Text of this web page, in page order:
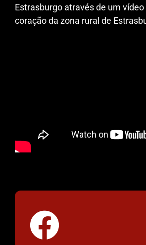
Estrasburgo através de um
coração da zona rural de